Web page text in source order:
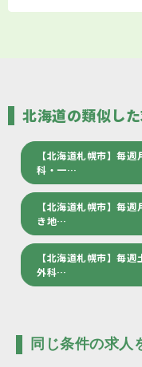
北海道の類似し
【北海道札幌市】
科・一…
【北海道札幌市】
き地…
【北海道札幌市】毎
外科…
同じ条件の求人